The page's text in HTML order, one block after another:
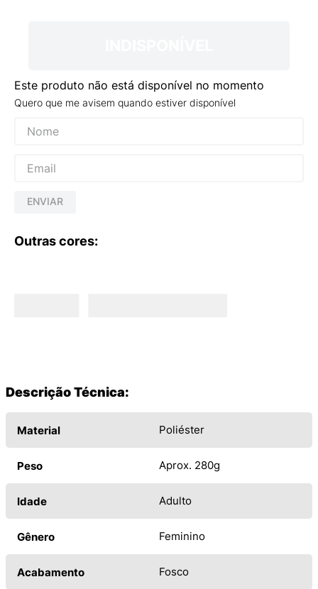
Este produto não está disponível no momento
Quero que me avisem quando estiver disponível
ENVIAR
Outras cores:
Descrição Técnica:
Material Poliéster
Peso Aprox. 280g
Idade Adulto
Gênero Feminino
Acabamento Fosco